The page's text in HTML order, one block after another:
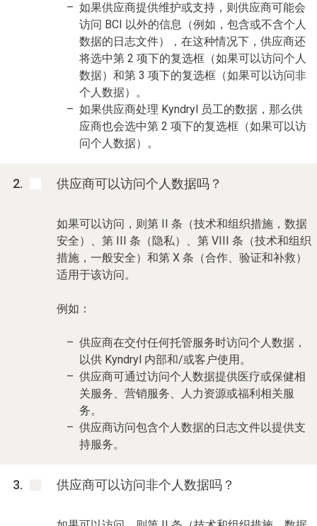
如果供应商提供维护或支持，则供应商可能会
访问 BCI 以外的信息（例如，包含或不含个人
数据的日志文件），在这种情况下，供应商还
将选中第 2 项下的复选框（如果可以访问个人
数据）和第 3 项下的复选框（如果可以访问非
个人数据）。
如果供应商处理 Kyndryl 员工的数据，那么供
应商也会选中第 2 项下的复选框（如果可以访
问个人数据）。
供应商可以访问个人数据吗？
如果可以访问，则第 II 条（技术和组织措施，数据
安全）、第 III 条（隐私）、第 VIII 条（技术和组织
措施，一般安全）和第 X 条（合作、验证和补救）
适用于该访问。
例如：
供应商在交付任何托管服务时访问个人数据，
以供 Kyndryl 内部和/或客户使用。
供应商可通过访问个人数据提供医疗或保健相
关服务、营销服务、人力资源或福利相关服
务。
供应商访问包含个人数据的日志文件以提供支
持服务。
供应商可以访问非个人数据吗？